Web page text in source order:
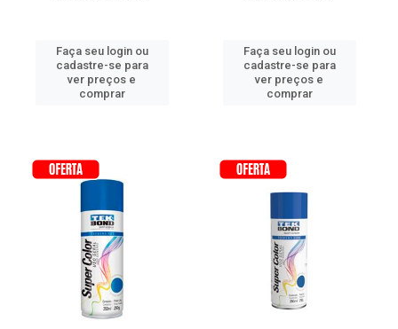
Faça seu login ou
cadastre-se para
ver preços e
comprar
Faça seu login ou
cadastre-se para
ver preços e
comprar